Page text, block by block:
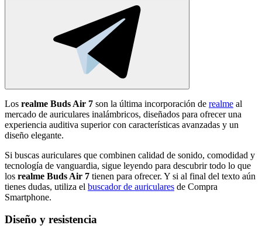
Los realme Buds Air 7 son la última incorporación de realme al
mercado de auriculares inalámbricos, diseñados para ofrecer una
experiencia auditiva superior con características avanzadas y un
diseño elegante.
Si buscas auriculares que combinen calidad de sonido, comodidad y
tecnología de vanguardia, sigue leyendo para descubrir todo lo que
los realme Buds Air 7 tienen para ofrecer. Y si al final del texto aún
tienes dudas, utiliza el buscador de auriculares de Compra
Smartphone.
Diseño y resistencia